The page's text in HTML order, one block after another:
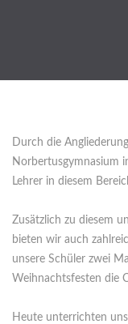
Durch die
Norbertusgymnasium
Lehrer in diesem
Zusätzlich zu diesem
bieten wir auch
unsere Schüler zwei
Weihnachtsfesten die
Heute unterrichten